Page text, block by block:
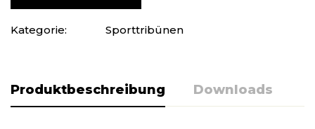
Kategorie: Sporttribünen
Produktbeschreibung Downloads